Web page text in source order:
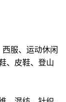
西服、运动休闲
、皮鞋、登山